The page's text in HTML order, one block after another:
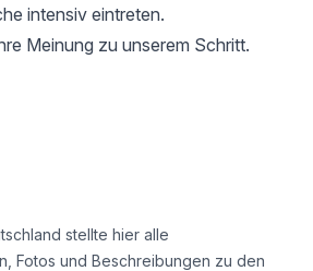
intensiv eintreten.
Meinung zu unserem Schritt.
stellte hier alle
Fotos und Beschreibungen zu den